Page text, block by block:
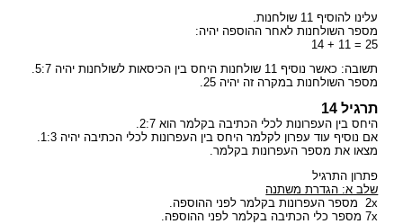
עלינו להוסיף 11 שולחנות.
מספר השולחנות לאחר ההוספה יהיה:
25 = 11 + 14
תשובה: כאשר נוסיף 11 שולחנות היחס בין הכיסאות לשולחנות יהיה 5:7.
מספר השולחנות במקרה זה יהיה 25.
תרגיל 14
היחס בין העפרונות לכלי הכתיבה בקלמר הוא 2:7.
אם נוסיף עוד עפרון לקלמר היחס בין העפרונות לכלי הכתיבה יהיה 1:3.
מצאו את מספר העפרונות בקלמר.
פתרון התרגיל
שלב א: הגדרת משתנה
2x מספר העפרונות בקלמר לפני ההוספה.
7x מספר כלי הכתיבה בקלמר לפני ההוספה.